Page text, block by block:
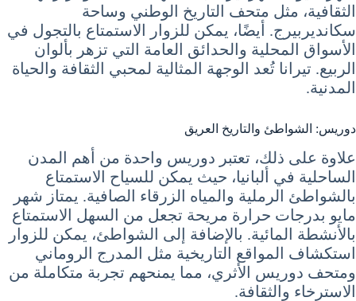
الثقافية، مثل متحف التاريخ الوطني وساحة
سكانديربيرج. أيضًا، يمكن للزوار الاستمتاع بالتجول في
الأسواق المحلية والحدائق العامة التي تزهر بألوان
الربيع. تيرانا تُعد الوجهة المثالية لمحبي الثقافة والحياة
المدنية.
دوريس: الشواطئ والتاريخ العريق
علاوة على ذلك، تعتبر دوريس واحدة من أهم المدن
الساحلية في ألبانيا، حيث يمكن للسياح الاستمتاع
بالشواطئ الرملية والمياه الزرقاء الصافية. يمتاز شهر
مايو بدرجات حرارة مريحة تجعل من السهل الاستمتاع
بالأنشطة المائية. بالإضافة إلى الشواطئ، يمكن للزوار
استكشاف المواقع التاريخية مثل المدرج الروماني
ومتحف دوريس الأثري، مما يمنحهم تجربة متكاملة من
الاسترخاء والثقافة.